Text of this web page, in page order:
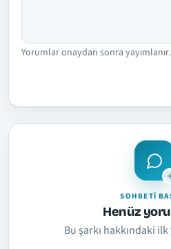
Yorumlar onaydan sonra yayımlanır.
SOHBETI
Henüz
Bu şarkı hakkındaki